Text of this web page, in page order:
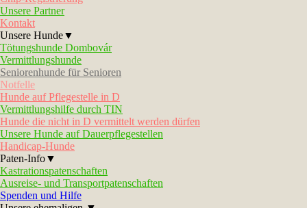
Unsere Partner
Kontakt
Unsere Hunde▼
Tötungshunde Dombovár
Vermittlungshunde
Seniorenhunde für Senioren
Notfelle
Hunde auf Pflegestelle in D
Vermittlungshilfe durch TIN
Hunde die nicht in D vermittelt werden dürfen
Unsere Hunde auf Dauerpflegestellen
Handicap-Hunde
Paten-Info▼
Kastrationspatenschaften
Ausreise- und Transportpatenschaften
Spenden und Hilfe